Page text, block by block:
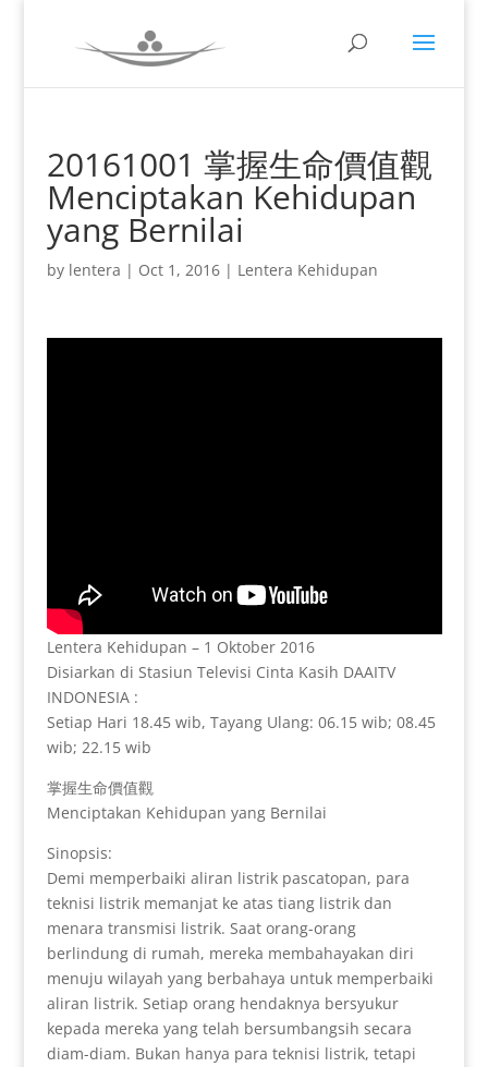
20161001 掌握生命價值觀
Menciptakan Kehidupan
yang Bernilai
by lentera | Oct 1, 2016| Lentera Kehidupan
Lentera Kehidupan – 1 Oktober 2016
Disiarkan di Stasiun Televisi Cinta Kasih DAAITV
INDONESIA :
Setiap Hari 18.45 wib, Tayang Ulang: 06.15 wib; 08.45
wib; 22.15 wib
掌握生命價值觀
Menciptakan Kehidupan yang Bernilai
Sinopsis:
Demi memperbaiki aliran listrik pascatopan, para
teknisi listrik memanjat ke atas tiang listrik dan
menara transmisi listrik. Saat orang-orang
berlindung di rumah, mereka membahayakan diri
menuju wilayah yang berbahaya untuk memperbaiki
aliran listrik. Setiap orang hendaknya bersyukur
kepada mereka yang telah bersumbangsih secara
diam-diam. Bukan hanya para teknisi listrik, tetapi